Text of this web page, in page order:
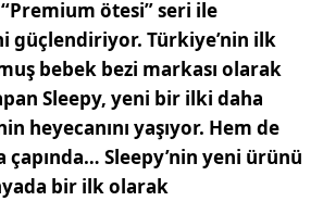
ötesi” seri ile
güçlendiriyor. Türkiye’nin ilk
bebek bezi markası olarak
Sleepy, yeni bir ilki daha
heyecanını yaşıyor. Hem de
Sleepy’nin yeni ürünü
bir ilk olarak